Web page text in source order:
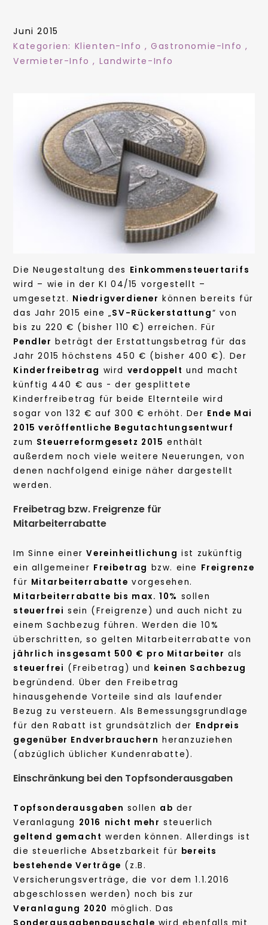
Juni 2015
Kategorien: Klienten-Info ,Gastronomie-Info ,
Vermieter-Info , Landwirte-Info
Die Neugestaltung des Einkommensteuertarifs
wird – wie in der KI 04/15 vorgestellt –
umgesetzt. Niedrigverdiener können bereits für
das Jahr 2015 eine „SV-Rückerstattung“ von
bis zu 220 € (bisher 110 €) erreichen. Für
Pendler beträgt der Erstattungsbetrag für das
Jahr 2015 höchstens 450 € (bisher 400 €). Der
Kinderfreibetrag wird verdoppelt und macht
künftig 440 € aus - der gesplittete
Kinderfreibetrag für beide Elternteile wird
sogar von 132 € auf 300 € erhöht. Der Ende Mai
2015 veröffentliche Begutachtungsentwurf
zum Steuerreformgesetz 2015 enthält
außerdem noch viele weitere Neuerungen, von
denen nachfolgend einige näher dargestellt
werden.
Freibetrag bzw. Freigrenze für
Mitarbeiterrabatte
Im Sinne einerVereinheitlichung ist zukünftig
ein allgemeiner Freibetrag bzw. eine Freigrenze
für Mitarbeiterrabatte vorgesehen.
Mitarbeiterrabatte bis max. 10% sollen
steuerfrei sein (Freigrenze) und auch nicht zu
einem Sachbezug führen. Werden die 10%
überschritten, so gelten Mitarbeiterrabatte von
jährlich insgesamt 500 € pro Mitarbeiter als
steuerfrei (Freibetrag) und keinen Sachbezug
begründend. Über den Freibetrag
hinausgehende Vorteile sind als laufender
Bezug zu versteuern. Als Bemessungsgrundlage
für den Rabatt ist grundsätzlich der Endpreis
gegenüber Endverbrauchern heranzuziehen
(abzüglich üblicher Kundenrabatte).
Einschränkung bei den Topfsonderausgaben
Topfsonderausgaben sollen ab der
Veranlagung 2016 nicht mehr steuerlich
geltend gemacht werden können. Allerdings ist
die steuerliche Absetzbarkeit für bereits
bestehende Verträge (z.B.
Versicherungsverträge, die vor dem 1.1.2016
abgeschlossen werden) noch bis zur
Veranlagung 2020 möglich. Das